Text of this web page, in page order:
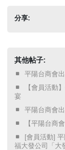
分享:
其他帖子:
平陽台商會
【會員活動
宴 ​
平陽台商會
【平陽台商
[會員活動]
福大發公司「大